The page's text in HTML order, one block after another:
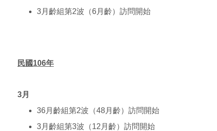
3月齡組第2波（6月齡）訪問開始
民國106年
3月
36月齡組第2波（48月齡）訪問開始
3月齡組第3波（12月齡）訪問開始